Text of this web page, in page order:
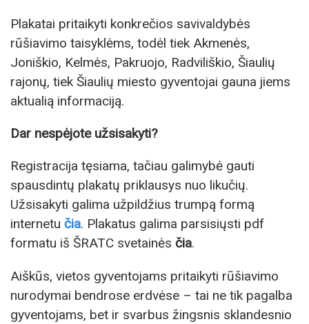
Plakatai pritaikyti konkrečios savivaldybės
rūšiavimo taisyklėms, todėl tiek Akmenės,
Joniškio, Kelmės, Pakruojo, Radviliškio, Šiaulių
rajonų, tiek Šiaulių miesto gyventojai gauna jiems
aktualią informaciją.
Dar nespėjote užsisakyti?
Registracija tęsiama, tačiau galimybė gauti
spausdintų plakatų priklausys nuo likučių.
Užsisakyti galima užpildžius trumpą formą
internetu čia. Plakatus galima parsisiųsti pdf
formatu iš ŠRATC svetainės čia.
Aiškūs, vietos gyventojams pritaikyti rūšiavimo
nurodymai bendrose erdvėse – tai ne tik pagalba
gyventojams, bet ir svarbus žingsnis sklandesnio